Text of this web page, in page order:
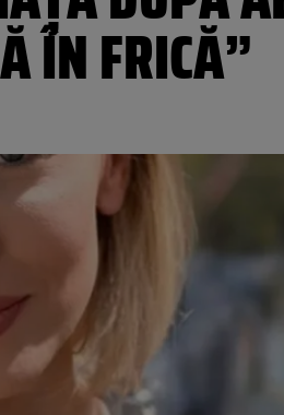
ÎN FRICĂ”